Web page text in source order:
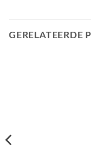
GERELATEERDE